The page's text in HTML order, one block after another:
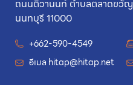
ถนนติวานนท์ ตำบลตลาดขวัญ
นนทบุรี 11000
+662-590-4549
อีเมล hitap@hitap.net